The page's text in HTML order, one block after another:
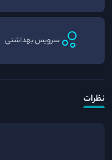
سرویس بهداشتی
نظرات